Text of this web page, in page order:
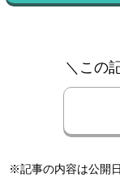
＼この
※記事の内容は公開